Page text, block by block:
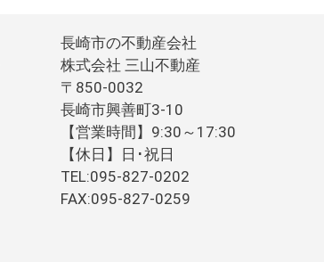
長崎市の不動産会社
株式会社 三山不動産
〒850-0032
長崎市興善町3-10
【営業時間】9:30～17:30
【休日】日･祝日
TEL:095-827-0202
FAX:095-827-0259